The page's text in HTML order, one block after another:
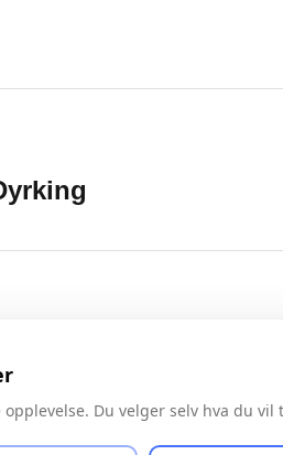
Du velger selv hva du vil